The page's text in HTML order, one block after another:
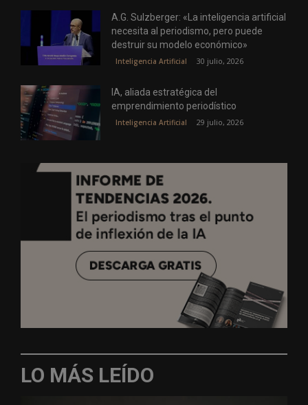
A.G. Sulzberger: «La inteligencia artificial
necesita al periodismo, pero puede
destruir su modelo económico»
Inteligencia Artificial 30 julio, 2026
IA, aliada estratégica del
emprendimiento periodístico
Inteligencia Artificial 29 julio, 2026
LO MÁS LEÍDO